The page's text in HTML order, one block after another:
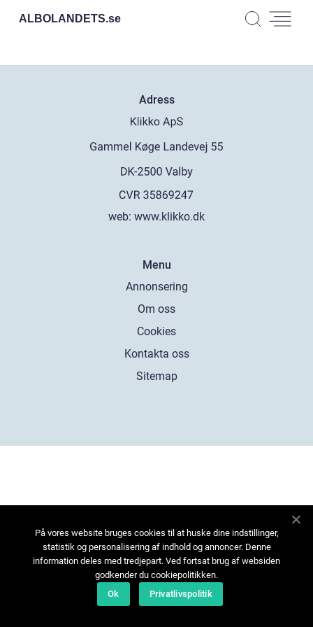
ALBOLANDETS.se
Adress
web: www.klikko.dk
Menu
Annonsering
Om oss
Cookies
Kontakta oss
Sitemap
På vores website bruges cookies til at huske dine indstillinger,
statistik og personalisering af indhold og annoncer. Denne
information deles med tredjepart. Ved fortsat brug af websiden
godkender du cookiepolitikken.
Ok
Privatlivspolitik